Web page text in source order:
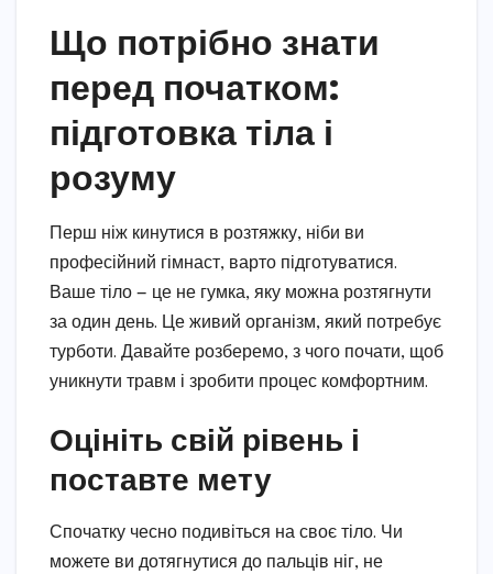
Що потрібно знати
перед початком:
підготовка тіла і
розуму
Перш ніж кинутися в розтяжку, ніби ви
професійний гімнаст, варто підготуватися.
Ваше тіло — це не гумка, яку можна розтягнути
за один день. Це живий організм, який потребує
турботи. Давайте розберемо, з чого почати, щоб
уникнути травм і зробити процес комфортним.
Оцініть свій рівень і
поставте мету
Спочатку чесно подивіться на своє тіло. Чи
можете ви дотягнутися до пальців ніг, не